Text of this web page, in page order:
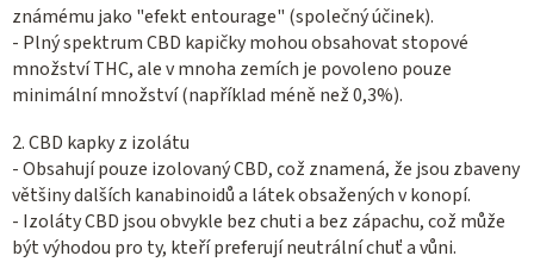
známému jako "efekt entourage" (společný účinek).
- Plný spektrum CBD kapičky mohou obsahovat stopové
množství THC, ale v mnoha zemích je povoleno pouze
minimální množství (například méně než 0,3%).
2. CBD kapky z izolátu
- Obsahují pouze izolovaný CBD, což znamená, že jsou zbaveny
většiny dalších kanabinoidů a látek obsažených v konopí.
- Izoláty CBD jsou obvykle bez chuti a bez zápachu, což může
být výhodou pro ty, kteří preferují neutrální chuť a vůni.